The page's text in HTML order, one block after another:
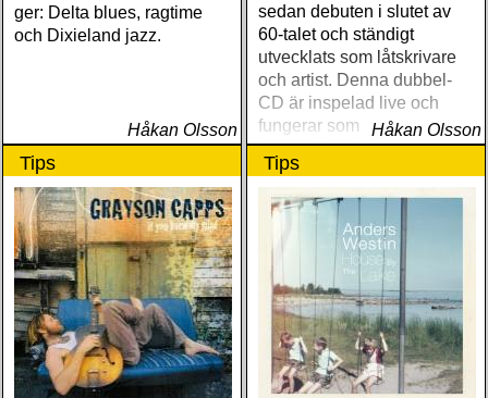
ger: Delta blues, ragtime
och Dixieland jazz.
Håkan Olsson
sedan debuten i slutet av
60-talet och ständigt
utvecklats som låtskrivare
och artist. Denna dubbel-
CD är inspelad live och
fungerar som en utmärkt
introduktion till denna
världsartist.
Håkan Olsson
Tips Tips